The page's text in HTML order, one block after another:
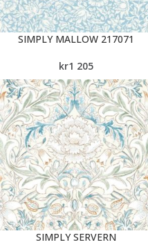
SIMPLY MALLOW 217071
kr1 205
SIMPLY SERVERN